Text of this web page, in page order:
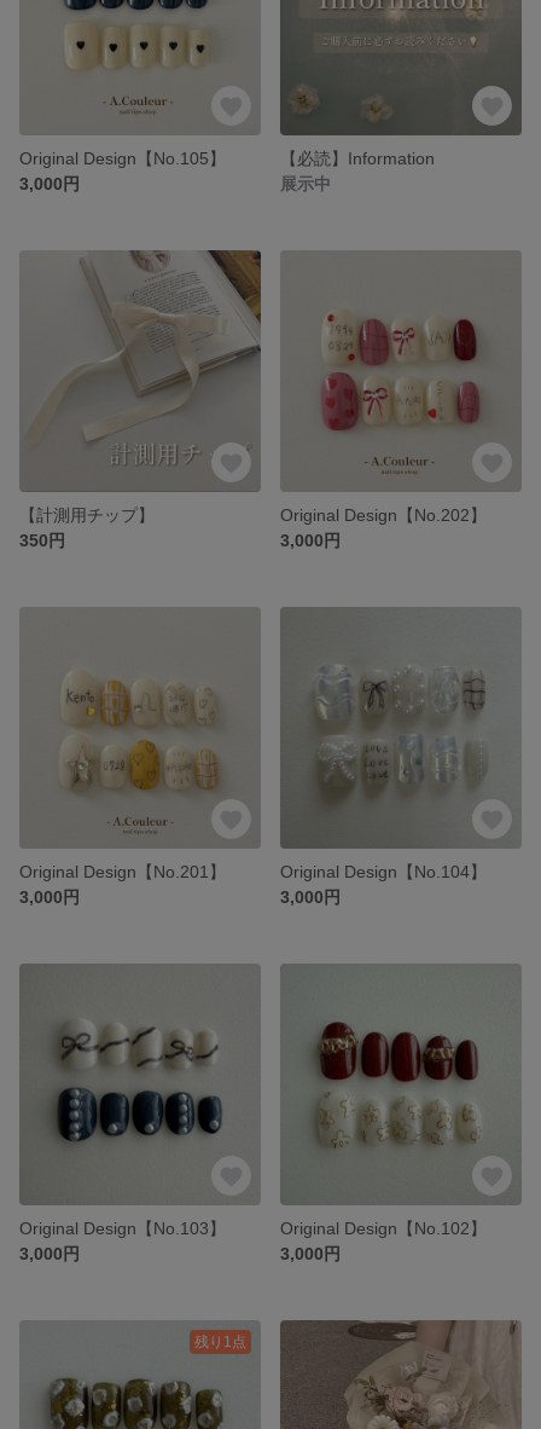
Original Design【No.105】
3,000円
【必読】Information
展示中
【計測用チップ】
350円
Original Design【No.202】
3,000円
Original Design【No.201】
3,000円
Original Design【No.104】
3,000円
Original Design【No.103】
3,000円
Original Design【No.102】
3,000円
残り1点